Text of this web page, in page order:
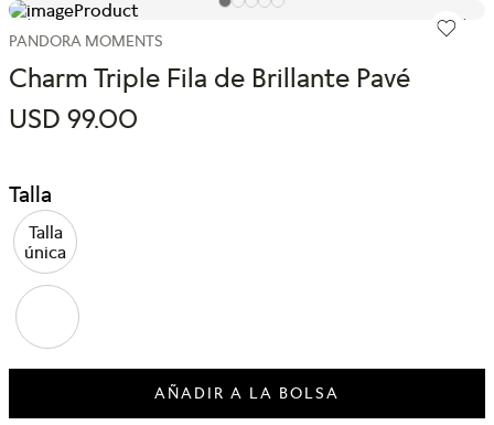
PANDORA MOMENTS
Charm Triple Fila de Brillante Pavé
USD 99.00
Talla
Talla
única
AÑADIR A LA BOLSA